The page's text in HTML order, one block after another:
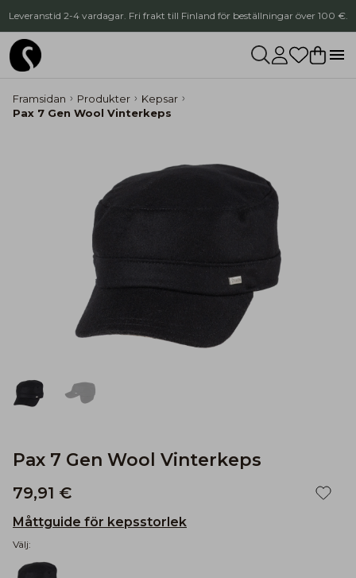
Leveranstid 2-4 vardagar. Fri frakt till Finland för beställningar över 100 €.
Framsidan Produkter
Kepsar
Pax 7 Gen Wool Vinterkeps
Pax 7 Gen Wool Vinterkeps
79,91 €
Måttguide för kepsstorlek
Välj: